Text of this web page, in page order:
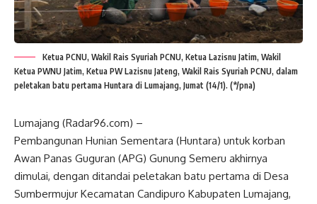
Ketua PCNU, Wakil Rais Syuriah PCNU, Ketua Lazisnu Jatim, Wakil
Ketua PWNU Jatim, Ketua PW Lazisnu Jateng, Wakil Rais Syuriah PCNU, dalam
peletakan batu pertama Huntara di Lumajang, Jumat (14/1). (*/pna)
Lumajang (Radar96.com) –
Pembangunan Hunian Sementara (Huntara) untuk korban
Awan Panas Guguran (APG) Gunung Semeru akhirnya
dimulai, dengan ditandai peletakan batu pertama di Desa
Sumbermujur Kecamatan Candipuro Kabupaten Lumajang,